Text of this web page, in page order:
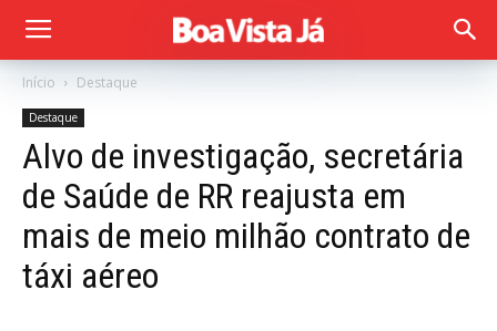
Início Destaque
Destaque
Alvo de investigação, secretária
de Saúde de RR reajusta em
mais de meio milhão contrato de
táxi aéreo